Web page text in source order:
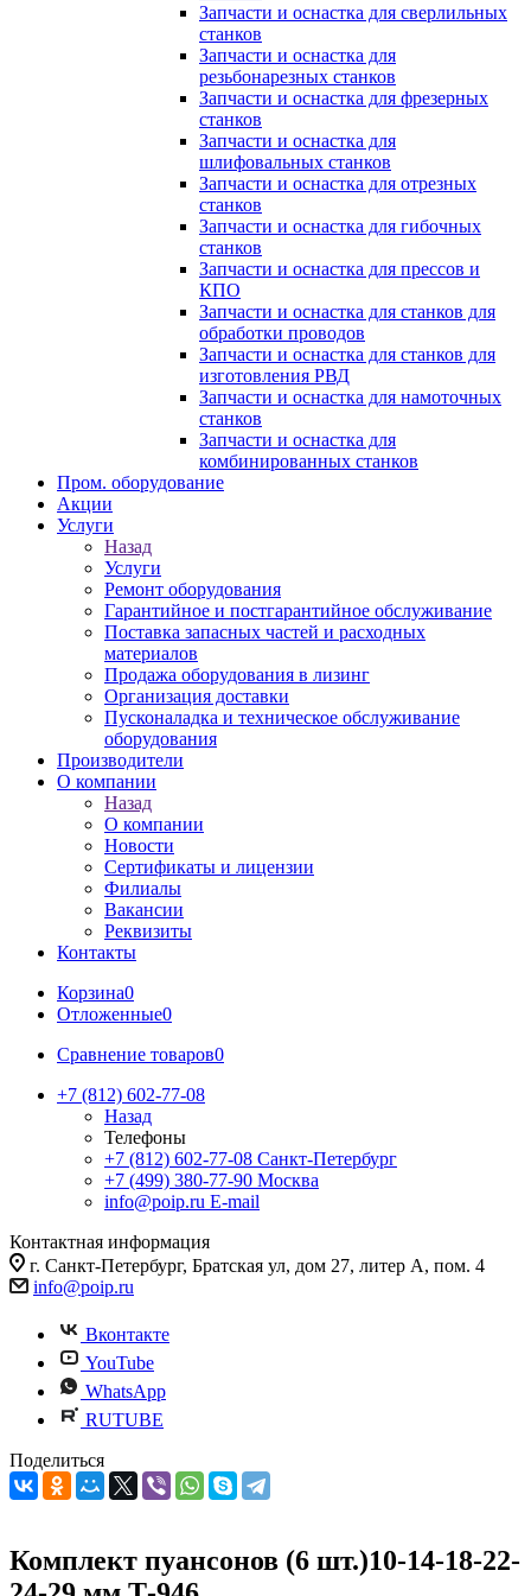
Запчасти и оснастка для сверлильных
станков
Запчасти и оснастка для
резьбонарезных станков
Запчасти и оснастка для фрезерных
станков
Запчасти и оснастка для
шлифовальных станков
Запчасти и оснастка для отрезных
станков
Запчасти и оснастка для гибочных
станков
Запчасти и оснастка для прессов и
КПО
Запчасти и оснастка для станков для
обработки проводов
Запчасти и оснастка для станков для
изготовления РВД
Запчасти и оснастка для намоточных
станков
Запчасти и оснастка для
комбинированных станков
Пром. оборудование
Акции
Услуги
Назад
Услуги
Ремонт оборудования
Гарантийное и постгарантийное обслуживание
Поставка запасных частей и расходных
материалов
Продажа оборудования в лизинг
Организация доставки
Пусконаладка и техническое обслуживание
оборудования
Производители
О компании
Назад
О компании
Новости
Сертификаты и лицензии
Филиалы
Вакансии
Реквизиты
Контакты
Корзина0
Отложенные0
Сравнение товаров0
+7 (812) 602-77-08
Назад
Телефоны
+7 (812) 602-77-08 Санкт-Петербург
+7 (499) 380-77-90 Москва
info@poip.ru E-mail
Контактная информация
г. Санкт-Петербург, Братская ул, дом 27, литер А, пом. 4
info@poip.ru
Вконтакте
YouTube
WhatsApp
RUTUBE
Поделиться
Комплект пуансонов (6 шт.)10-14-18-22-